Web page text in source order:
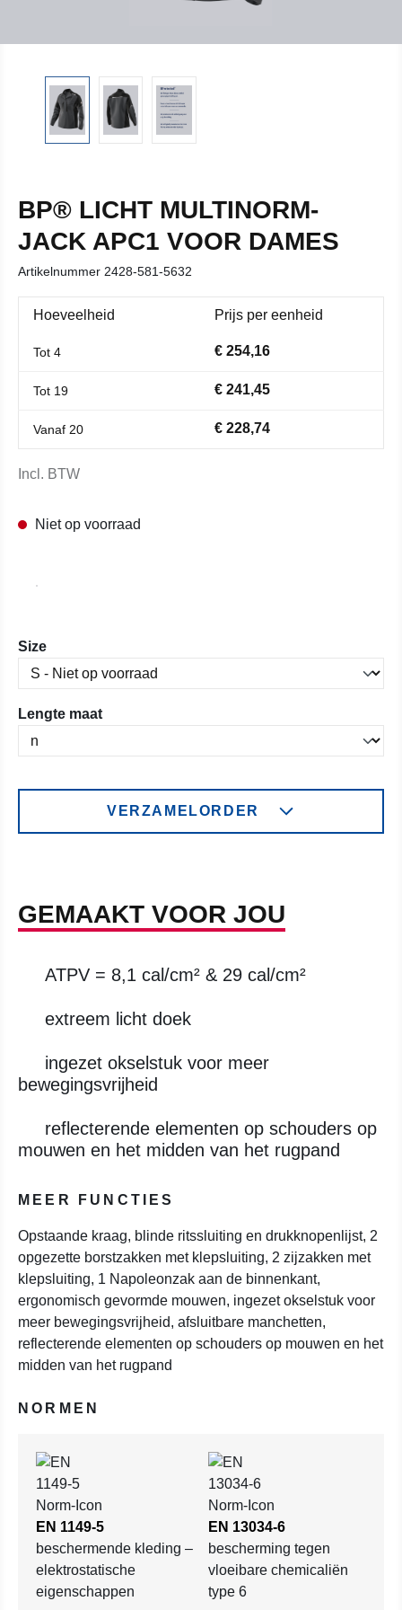
BP® LICHT MULTINORM-
JACK APC1 VOOR DAMES
Artikelnummer 2428-581-5632
Hoeveelheid Prijs per eenheid
Tot 4 € 254,16
Tot 19 € 241,45
Vanaf 20 € 228,74
Incl. BTW
Niet op voorraad
Selecteer
Size
Selecteer
Lengte maat
VERZAMELORDER
GEMAAKT VOOR JOU
ATPV = 8,1 cal/cm² & 29 cal/cm²
extreem licht doek
ingezet okselstuk voor meer
bewegingsvrijheid
reflecterende elementen op schouders op
mouwen en het midden van het rugpand
MEER FUNCTIES
Opstaande kraag, blinde ritssluiting en drukknopenlijst, 2
opgezette borstzakken met klepsluiting, 2 zijzakken met
klepsluiting, 1 Napoleonzak aan de binnenkant,
ergonomisch gevormde mouwen, ingezet okselstuk voor
meer bewegingsvrijheid, afsluitbare manchetten,
reflecterende elementen op schouders op mouwen en het
midden van het rugpand
NORMEN
EN 1149-5
beschermende kleding –
elektrostatische
eigenschappen
EN 13034-6
bescherming tegen
vloeibare chemicaliën
type 6